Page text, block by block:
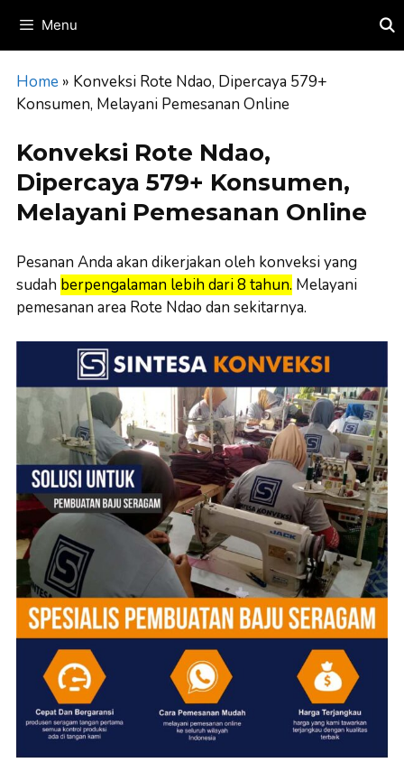
content
Menu
Home » Konveksi Rote Ndao, Dipercaya 579+
Konsumen, Melayani Pemesanan Online
Konveksi Rote Ndao,
Dipercaya 579+ Konsumen,
Melayani Pemesanan Online
Pesanan Anda akan dikerjakan oleh konveksi yang
sudah berpengalaman lebih dari 8 tahun. Melayani
pemesanan area Rote Ndao dan sekitarnya.